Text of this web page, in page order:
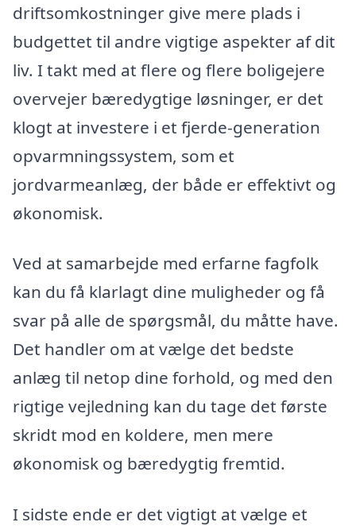
driftsomkostninger give mere plads i
budgettet til andre vigtige aspekter af dit
liv. I takt med at flere og flere boligejere
overvejer bæredygtige løsninger, er det
klogt at investere i et fjerde-generation
opvarmningssystem, som et
jordvarmeanlæg, der både er effektivt og
økonomisk.
Ved at samarbejde med erfarne fagfolk
kan du få klarlagt dine muligheder og få
svar på alle de spørgsmål, du måtte have.
Det handler om at vælge det bedste
anlæg til netop dine forhold, og med den
rigtige vejledning kan du tage det første
skridt mod en koldere, men mere
økonomisk og bæredygtig fremtid.
I sidste ende er det vigtigt at vælge et